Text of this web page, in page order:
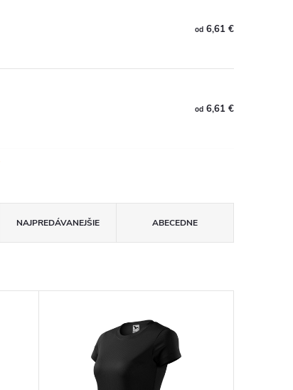
od 6,61 €
od 6,61 €
NAJPREDÁVANEJŠIE ABECEDNE